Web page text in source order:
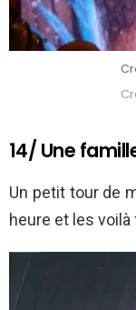
14/ Une
Un petit tour de
heure et les